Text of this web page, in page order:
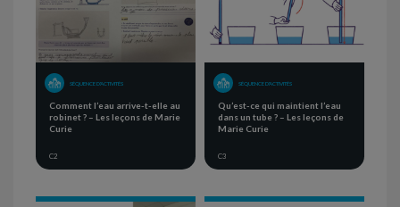
SÉQUENCE D'ACTIVITÉS
Comment l’eau arrive-t-elle au
robinet ? – Les leçons de Marie
Curie
C2
SÉQUENCE D'ACTIVITÉS
Qu’est-ce qui maintient l’eau
dans un tube ? – Les leçons de
Marie Curie
C3